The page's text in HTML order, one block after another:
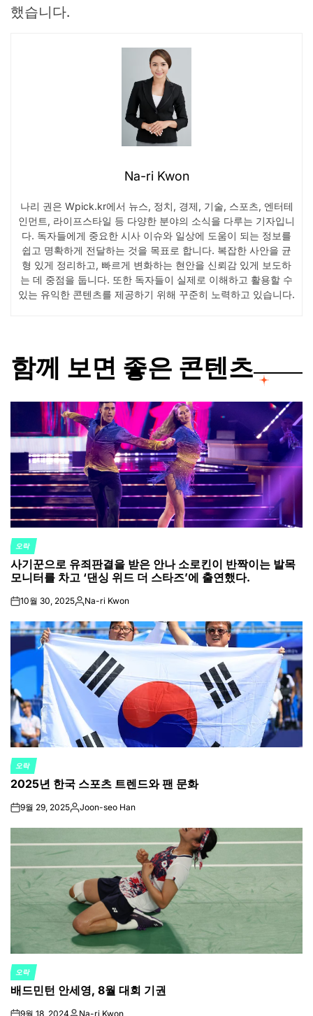
했습니다.
Na-ri Kwon
나리 권은 Wpick.kr에서 뉴스, 정치, 경제, 기술, 스포츠, 엔터테
인먼트, 라이프스타일 등 다양한 분야의 소식을 다루는 기자입니
다. 독자들에게 중요한 시사 이슈와 일상에 도움이 되는 정보를
쉽고 명확하게 전달하는 것을 목표로 합니다. 복잡한 사안을 균
형 있게 정리하고, 빠르게 변화하는 현안을 신뢰감 있게 보도하
는 데 중점을 둡니다. 또한 독자들이 실제로 이해하고 활용할 수
있는 유익한 콘텐츠를 제공하기 위해 꾸준히 노력하고 있습니다.
함께 보면 좋은 콘텐츠
POSTED
IN
오락
사기꾼으로 유죄판결을 받은 안나 소로킨이 반짝이는 발목
모니터를 차고 ‘댄싱 위드 더 스타즈’에 출연했다.
on10월 30, 2025Posted
Na-ri Kwon
POSTED
IN
오락
2025년 한국 스포츠 트렌드와 팬 문화
on9월 29, 2025Posted
Joon-seo Han
POSTED
IN
오락
배드민턴 안세영, 8월 대회 기권
9월 18, 2024 Na-ri Kwon